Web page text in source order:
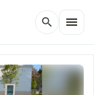
search menu